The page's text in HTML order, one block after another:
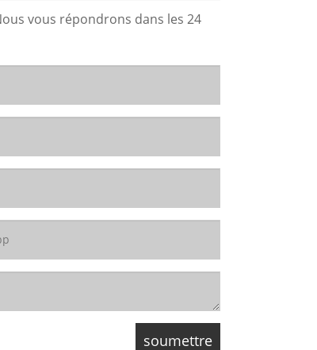
vous répondrons dans les 24